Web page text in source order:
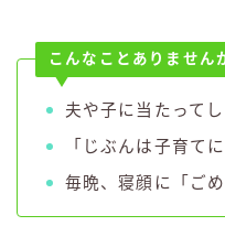
こんなことありません
夫や子に当たってし
「じぶんは子育て
毎晩、寝顔に「ご